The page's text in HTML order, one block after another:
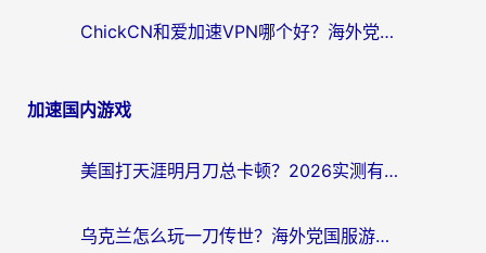
ChickCN和爱加速VPN哪个好？海外党亲测3款回国加速器，这一款才是无缝访问国内资源的最优解
加速国内游戏
美国打天涯明月刀总卡顿？2026实测有效的加速器推荐（附跨平台使用技巧）
乌克兰怎么玩一刀传世？海外党国服游戏加速终极指南（附天下-异兽山海街头篮球实测）